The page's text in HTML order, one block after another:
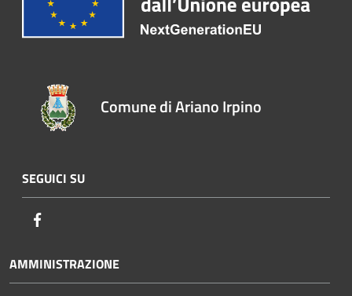
Comune di Ariano Irpino
SEGUICI SU
AMMINISTRAZIONE